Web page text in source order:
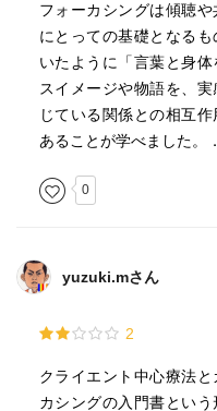
フォーカシングは傾聴
にとっての基礎となる
いたように「言葉と身
スイメージや物語を、
じている関係との相互
あることが学べました。．
0
yuzuki.mさん
2
クライエント中心療法
カシングの入門書とい